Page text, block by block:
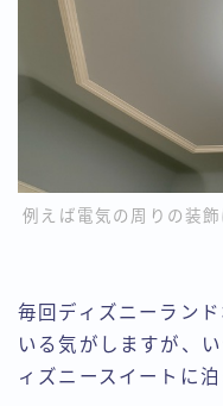
例えば電気の周りの装
毎回ディズニーラン
いる気がしますが、
ィズニースイートに泊